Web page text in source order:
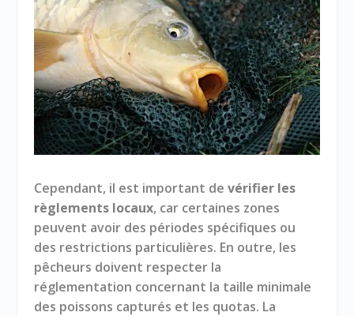
Cependant, il est important de vérifier les
règlements locaux, car certaines zones
peuvent avoir des périodes spécifiques ou
des restrictions particulières. En outre, les
pêcheurs doivent respecter la
réglementation concernant la taille minimale
des poissons capturés et les quotas. La